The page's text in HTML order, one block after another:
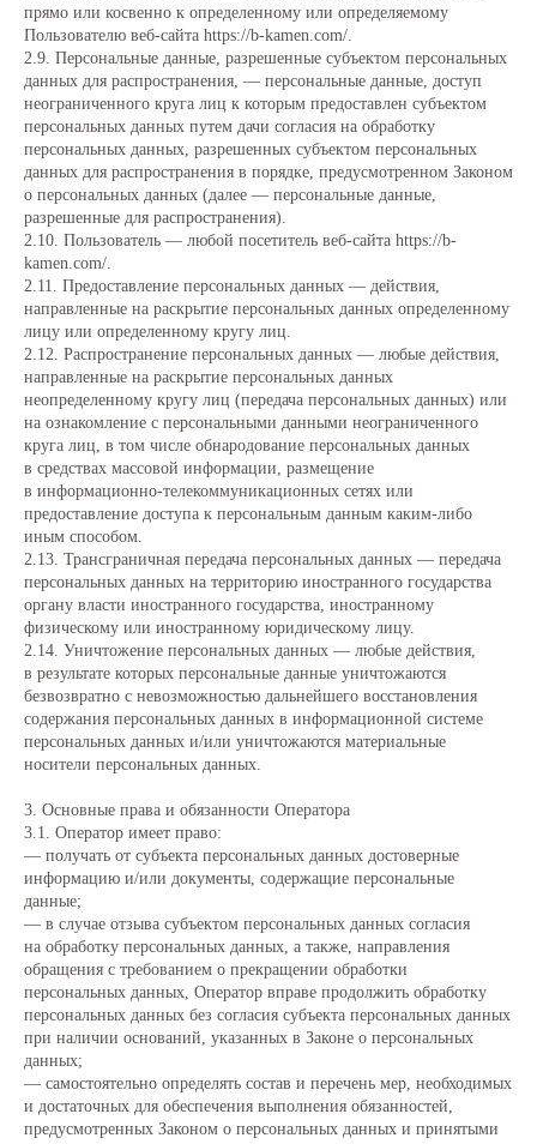
прямо или косвенно к определенному или определяемому
Пользователю веб-сайта https://b-kamen.com/.
2.9. Персональные данные, разрешенные субъектом персональных
данных для распространения, — персональные данные, доступ
неограниченного круга лиц к которым предоставлен субъектом
персональных данных путем дачи согласия на обработку
персональных данных, разрешенных субъектом персональных
данных для распространения в порядке, предусмотренном Законом
о персональных данных (далее — персональные данные,
разрешенные для распространения).
2.10. Пользователь — любой посетитель веб-сайта https://b-
kamen.com/.
2.11. Предоставление персональных данных — действия,
направленные на раскрытие персональных данных определенному
лицу или определенному кругу лиц.
2.12. Распространение персональных данных — любые действия,
направленные на раскрытие персональных данных
неопределенному кругу лиц (передача персональных данных) или
на ознакомление с персональными данными неограниченного
круга лиц, в том числе обнародование персональных данных
в средствах массовой информации, размещение
в информационно-телекоммуникационных сетях или
предоставление доступа к персональным данным каким-либо
иным способом.
2.13. Трансграничная передача персональных данных — передача
персональных данных на территорию иностранного государства
органу власти иностранного государства, иностранному
физическому или иностранному юридическому лицу.
2.14. Уничтожение персональных данных — любые действия,
в результате которых персональные данные уничтожаются
безвозвратно с невозможностью дальнейшего восстановления
содержания персональных данных в информационной системе
персональных данных и/или уничтожаются материальные
носители персональных данных.
3. Основные права и обязанности Оператора
3.1. Оператор имеет право:
— получать от субъекта персональных данных достоверные
информацию и/или документы, содержащие персональные
данные;
— в случае отзыва субъектом персональных данных согласия
на обработку персональных данных, а также, направления
обращения с требованием о прекращении обработки
персональных данных, Оператор вправе продолжить обработку
персональных данных без согласия субъекта персональных данных
при наличии оснований, указанных в Законе о персональных
данных;
— самостоятельно определять состав и перечень мер, необходимых
и достаточных для обеспечения выполнения обязанностей,
предусмотренных Законом о персональных данных и принятыми